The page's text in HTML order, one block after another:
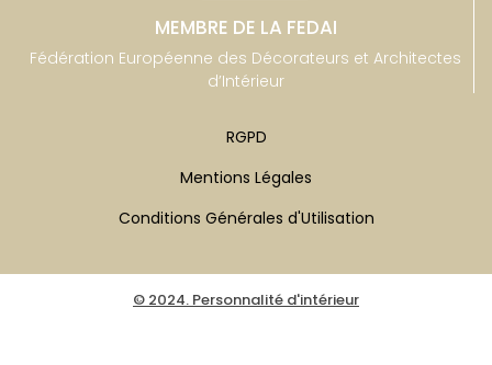
MEMBRE DE LA FEDAI
Fédération Européenne des Décorateurs et Architectes
d’Intérieur
RGPD
Mentions Légales
Conditions Générales d'Utilisation
© 2024. Personnalité d'intérieur